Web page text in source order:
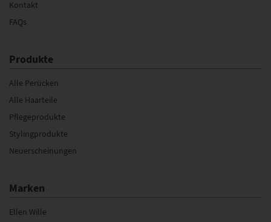
Kontakt
FAQs
Produkte
Alle Perücken
Alle Haarteile
Pflegeprodukte
Stylingprodukte
Neuerscheinungen
Marken
Ellen Wille